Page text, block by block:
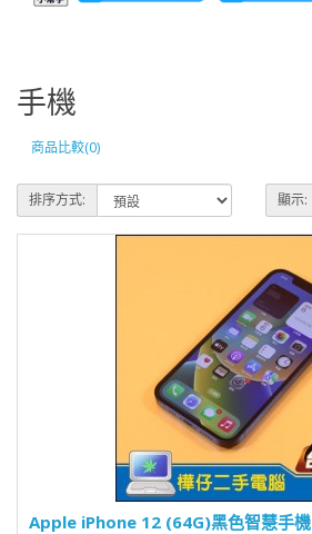
手機
商品比較(0)
排序方式: 顯示:
Apple iPhone 12 (64G)黑色智慧手機